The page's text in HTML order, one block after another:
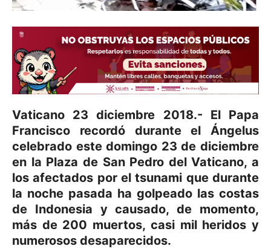
Vaticano 23 diciembre 2018.- El Papa
Francisco recordó durante el Ángelus
celebrado este domingo 23 de diciembre
en la Plaza de San Pedro del Vaticano, a
los afectados por el tsunami que durante
la noche pasada ha golpeado las costas
de Indonesia y causado, de momento,
más de 200 muertos, casi mil heridos y
numerosos desaparecidos.